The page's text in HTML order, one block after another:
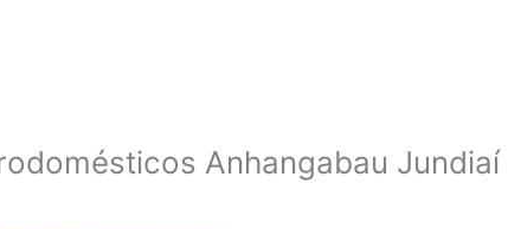
Anhangabau Jundiaí